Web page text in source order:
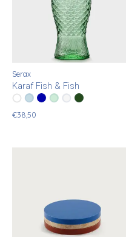
Serax
Karaf Fish & Fish
Color: * — Transparant
Transparant
Lichtblauw
Kobaltblauw
GroenFrosted wit
Donkergroen
€38,50